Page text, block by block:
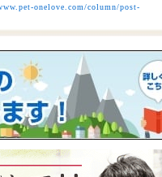
onelove.com/column/post-
決算商談会開幕！！ 8/31お引渡
て、ポイントプレゼントキャンペー
2,500円以上のお会計時にご利用頂
ない方は、店頭で会員アプリを取得頂
！！※ワンラブ看板店舗が対象※ 小動
post-9344/